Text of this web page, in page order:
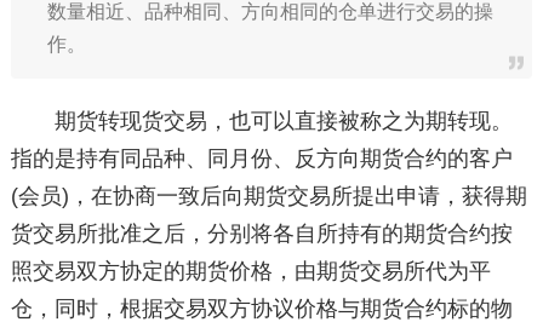
数量相近、品种相同、方向相同的仓单进行交易的操
作。
期货转现货交易，也可以直接被称之为期转现。
指的是持有同品种、同月份、反方向期货合约的客户
(会员)，在协商一致后向期货交易所提出申请，获得期
货交易所批准之后，分别将各自所持有的期货合约按
照交易双方协定的期货价格，由期货交易所代为平
仓，同时，根据交易双方协议价格与期货合约标的物